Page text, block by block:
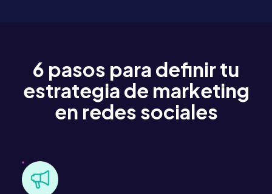
6 pasos para definir tu
estrategia de marketing
en redes sociales